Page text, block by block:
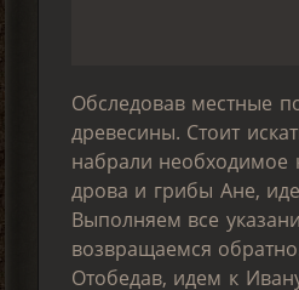
Обследовав местные
древесины. Стоит
набрали необходимое
дрова и грибы Ане,
Выполняем все
возвращаемся
Отобедав, идем к